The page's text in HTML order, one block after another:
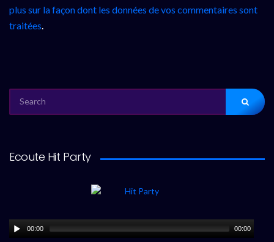
plus sur la façon dont les données de vos commentaires sont
traitées.
FOR:
Ecoute Hit Party
00:00 00:00